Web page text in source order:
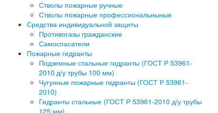
Стволы пожарные ручные
Стволы пожарные профессиональныные
Средства индивидуальной защиты
Противогазы гражданские
Самоспасатели
Пожарные гидранты
Подземные стальные гидранты (ГОСТ Р 53961-
2010 д/у трубы 100 мм)
Чугунные пожарные гидранты (ГОСТ Р 53961-
2010)
Гидранты стальные (ГОСТ Р 53961-2010 д/у трубы